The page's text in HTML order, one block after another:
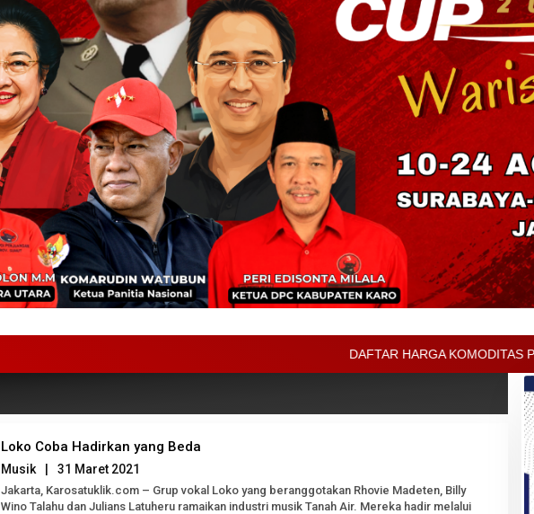
DAFTAR HARGA KOMODITAS PERTANIAN
Loko Coba Hadirkan yang Beda
Musik | 31 Maret 2021
Robert
Tarigan
Jakarta, Karosatuklik.com – Grup vokal Loko yang beranggotakan Rhovie Madeten, Billy
Wino Talahu dan Julians Latuheru ramaikan industri musik Tanah Air. Mereka hadir melalui